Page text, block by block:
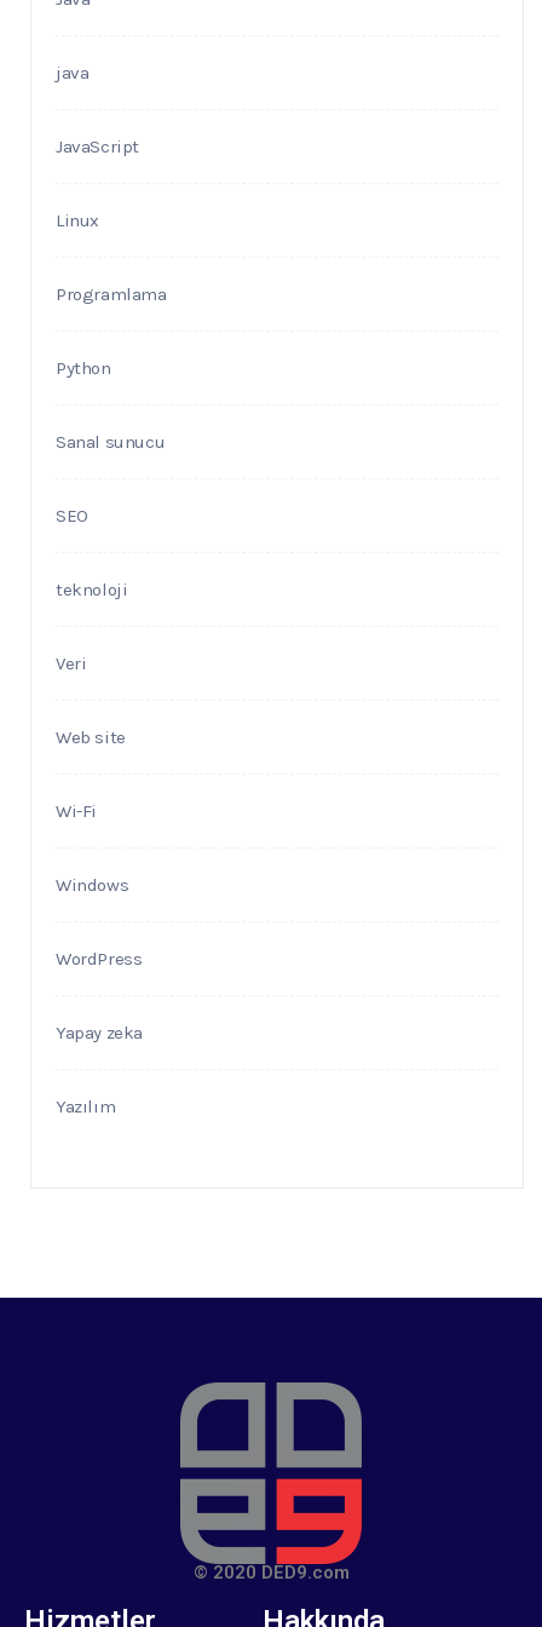
java
JavaScript
Linux
Programlama
Python
Sanal sunucu
SEO
teknoloji
Veri
Web site
Wi-Fi
Windows
WordPress
Yapay zeka
Yazılım
© 2020 DED9.com